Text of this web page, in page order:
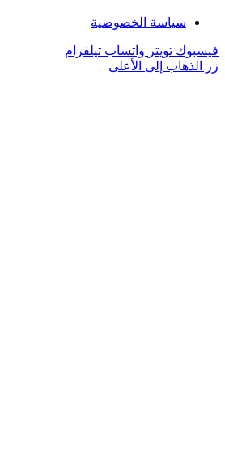
سياسة الخصوصية
فيسبوك تويتر واتساب تيلقرام
زر الذهاب إلى الأعلى